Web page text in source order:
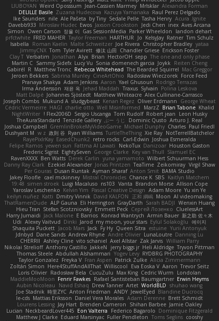
Alexandra Forman
MrIsklar
Jean-Cassien Marmey
Weird Oposssum
LIUBOYAN
Raul Perez Delgado
Kazuya Yamanaka
Zuzana Hudecova
DELILLE Basile
Acura .Ignite
Tasha Henry
Sedale Pelle
by Tiny
Ale Pašeta
nile
Ike Saunders
Aves Arcana
inex
Jedi Chen
Jaxson Crookston
Ewos
Miroslav Hudec
Davebb933
landon dehart
Parker Wheeldon
Gas SessionMedia
정율 이
Owen Carson
Simon
Tim Schulz
Ratner
KelsyJay
Jo
HARTHUR
Taylor Freeman
FRED MAHER
prfctwhite
yataa
Christopher Bradley
Joe Rivera
Malte Schweitzer
Roman Kaelin
Isabella
Erickson Foster
Chandler Griese
修汰 山田
Tyler Avirett
Tom
JimmyCNX
The one and only phase
sepp
HectorOH
Brian
Alyx
Jonathan
Verbatim
Clay T
Reiten Cheng
Joykk
Sonia domenech garcia
Lucy Vu
Sammy Sidefx
Martin C
Mac Greggor
The Bearded Squirrel
Rebecca Whitehead
Matthew Tronc
R
Gabirél
Force Feed
Radosław Wieczorek
CineArtOhio
Sabrina Munley
Jeroen Bekkers
Rodrigo Terrazas
Yael Ghusoun
Aaron
Adam Jenkins
Pranaya Shakya
Polina Leskova
Sylvain
Traxus
Jehad Maddah
재윤 옥
Irma Andersson
Alex Cullinane-Carrasco
Matthew Whiteacre
Johannes Sjöstedt
Matt Dalpé
George Wheat
Oliver Erdmann
Kenan Regez
sludgybeast
Mukund A
Joseph Combs
Khalid
Brian Tabone
MarzZ
Well Misinformed
charlie otto
HAGI
Cédric Vermeirre
Leon Husky
Robert jean
Tom Rudolf
Sergio Uscanga
Flex2006D !
NightWriter
Arturo J. Real
Dominic Qusto
ぶー うじ
Tenzide Gallery
TheAuraStandard
Paul Friedl
Charles
Michael Dunphy
GremlinBrokeMyVideoGame
Joshua Campbell
NotTerrellBatchelor
Xie Ray
TurtleTheThing
Ryan Williams
政則 谷
w z
Dushyant M
Joshua Esmeralda
Carl-Edwin
retro rocks
EasedChunk2
RayePixlrKay
Houston Gaston
Danizoar
NekoTux
Fattma Al Lawati
yewen sun
Felipe Ramos
Slamuel EC
Key van Thull
George Clarke
EightySeven
Frederic Sigrist
Wilbert Schuurman Hess
yuna yamamoto
Derek Carlin
Ben Watts
RavenXXXX
Virgil Shaw
Zeikomiray
TeaTime
Jonas Printzen
Ezekiel Alexander
Danny Ray Clark
BAMA Studio
Anton Smit
Ayman Sharaf
Dusan Runtak
Per Gouras
Kaitlyn Matchem
SBS
Chance K
Mistral Chronicles
cael mckinney
Jakey Floofle
Allison Cope
Brandon Morse
Vanta
ns103
Luigi Macaluso
simen stroek
19:48
Yu xin Ye
Adam Moore
Pascal Creative Design
Kelvin Yim
Yaroslav Leschenko
AI videomaking
Moon
正和 綱嶋
David KALFON
Dmitry Vinnik
Katti
keilyn nuñez
Wenxin Huang
Sarah BADJI
GrayDarth
Eli Herrington
ALP Gauna
ThatRamenDude
CluelessArt
Cергей Лозенко
Emmett Peck
Stefan Scotzniovsky
Hieu Tran
新之助 佐々木
Armin Bauer
Konrad Wantrych
E Barrios
Jack Malone
Harry Jumaidi
에이지
Eylül Solakoğlu
my moon, your stars
Jarod
Dinki
Alexey Vaitvud
Udi
Yurii Antonyuk
estuine
Queen Sitra
Fy Hy
Jack
Jacob Mars
Shaquita Puckett
Danning Lu
LunaLoutre
Andre Olivier
Andrew Rhyne
Dane Sands
Jdnbyd
William Parry
Zak Jarvis
Axel Allstar
vito schaniel
Ashley Cline
CHERRII
Tryvon Pittman
Heli Aldridge
jerry biggs jr
JakkeN
Anthony Castillo
Nikolai Strelioff
RYDBRG PHOTOGRAPHY
Yogev Levy
Abdullah Alshammari
Thomas Steele
Alicia Zimmermann
Patrick Zulke
Fran Aspen
Freyka V
Taylor Gonzalez
Trevor Seitz
Aaron
Eva Eoska V
Williscool
Here4StuffAndAllThat
Zoltán Simon
Londolan
Cedric Wurm
Max King
CucuZulu
Radosław Bela
Loris Olivier
Erwin Heyms
Rafael Santisteban Baumgartner
Fenrir Fawkes
MaddieMooMoon
shuhao wang
WorldBLD
Artet
Drew Tanner
Navid Eshaq
Aubin Nicoleau
Blandine Ducrocq
JewelEyed
ANDY
Anton Friedman
時里ZYC
Joe Stadnik
Brett Schmidt
Adam Derenne
Daniel Vera Morales
Mattias Eriksson
le-cds
Jamie Oakley
Shihan Barbee
Brenden Cameron
Jay Hart
Lourens Lessing
Dominique Fitzgerald
Federico Bagarolo
Eon Valterra
NeckbeardLover445
Lucian
cooshy
Toms Seglins
Fuller Pendleton
Eduard Marsinyac
Matthew J Clarke